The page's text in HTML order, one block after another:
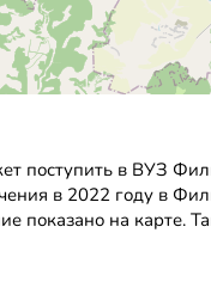
поступить в ВУЗ
в 2022 году в
показано на карте.